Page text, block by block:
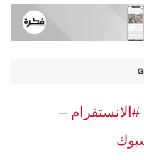
#الانستقرام –